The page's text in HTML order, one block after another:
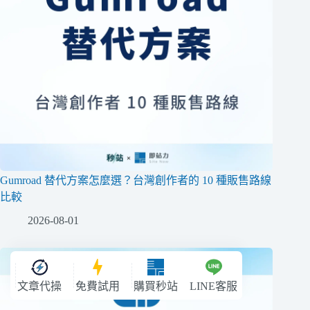
Gumroad 替代方案怎麼選？台灣創作者的 10 種販售路線
比較
2026-08-01
文章代操 免費試用 購買秒站 LINE客服